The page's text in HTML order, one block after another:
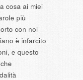
cosa ai miei
più
con noi
è infarcito
e questo